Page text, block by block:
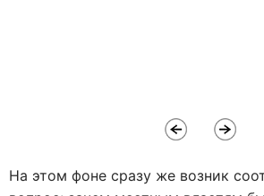
На этом фоне сразу же возник